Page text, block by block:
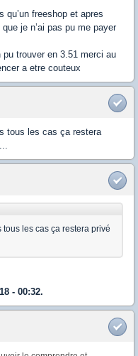
freeshop et apres
je n’ai pas pu me payer
trouver en 3.51 merci au
a etre couteux
tous les cas ça restera
les cas ça restera privé
- 00:32.